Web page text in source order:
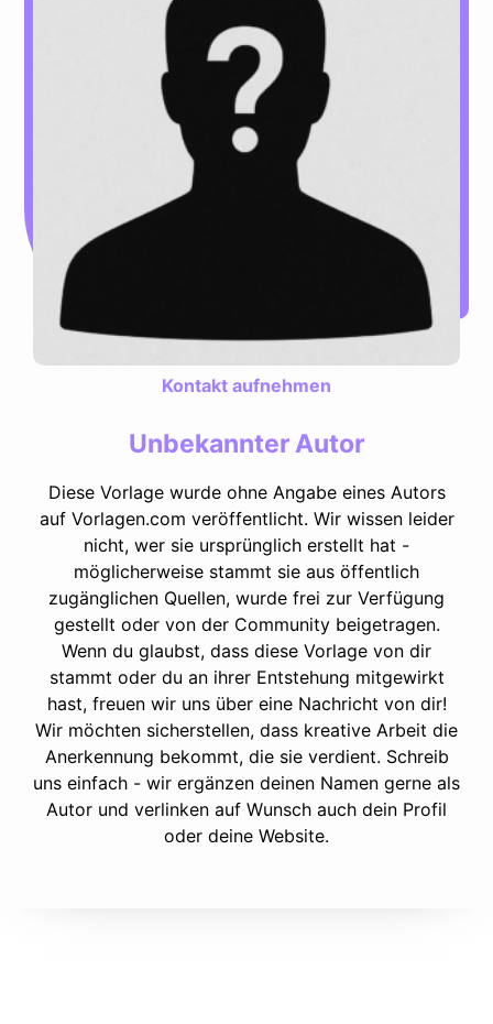
Kontakt aufnehmen
Unbekannter Autor
Diese Vorlage wurde ohne Angabe eines Autors
auf Vorlagen.com veröffentlicht. Wir wissen leider
nicht, wer sie ursprünglich erstellt hat -
möglicherweise stammt sie aus öffentlich
zugänglichen Quellen, wurde frei zur Verfügung
gestellt oder von der Community beigetragen.
Wenn du glaubst, dass diese Vorlage von dir
stammt oder du an ihrer Entstehung mitgewirkt
hast, freuen wir uns über eine Nachricht von dir!
Wir möchten sicherstellen, dass kreative Arbeit die
Anerkennung bekommt, die sie verdient. Schreib
uns einfach - wir ergänzen deinen Namen gerne als
Autor und verlinken auf Wunsch auch dein Profil
oder deine Website.